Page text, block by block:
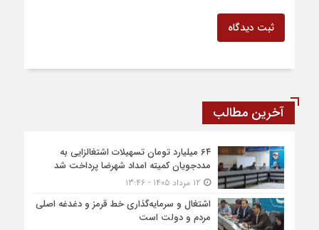
ثبت دیدگاه
آخرین مطالب
۶۴ میلیارد تومان تسهیلات اشتغالزایی به
مددجویان کمیته امداد شهرضا پرداخت شد
اشتغال و سرمایه‌گذاری خط قرمز و دغدغه اصلی
مردم و دولت است